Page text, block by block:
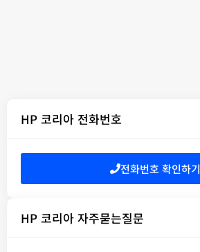
HP 코리아 전화번호
전화번호 확인하기
HP 코리아 자주묻는질문